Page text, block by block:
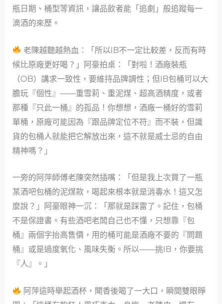
瓶日期、桶型等資訊，讓品飲者能「追劇」般追蹤每一
滴酒的來歷。
老陳越聽越熱血：「所以IB不一定比較差，反而有時
候比原廠更好喝？」阿豪拍桌：「對啦！酒廠裝瓶
（OB）講求一致性，要維持品牌調性；但IB包桶可以大
膽玩『個性』——重雪莉、重泥煤、超高酒精度，或者
那種『只此一桶』的孤品！你想想，酒廠一桶好的雪莉
單桶，原廠可能因為『跟品牌定位不符』而不裝，但識
貨的包桶人就能把它解放出來，這不就是威士忌的自由
精神嗎？」
一旁的阿萍師傅老陳突然插嘴：「但是我上次買了一瓶
某酒吧包桶的泥煤款，喝起來根本就是消毒水！這又怎
麼說？」阿豪眼神一沉：「那就是踩雷了。記住，包桶
不是保證書。有些酒吧老闆自己也不懂，只想靠『包
桶』兩個字抬高售價，用的桶可能是酒廠不要的『問題
桶』或是過度氧化、風味失衡。所以——挑IB，你要挑
『人』。」
阿萍這時舉起酒杯，聞香後喝了一大口，瞬間雙眼睜